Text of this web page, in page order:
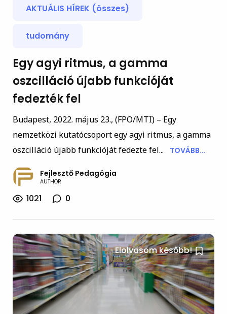
AKTUÁLIS HÍREK (összes)
tudomány
Egy agyi ritmus, a gamma
oszcilláció újabb funkcióját
fedezték fel
Budapest, 2022. május 23., (FPO/MTI) – Egy
nemzetközi kutatócsoport egy agyi ritmus, a gamma
oszcilláció újabb funkcióját fedezte fel...
TOVÁBB...
Fejlesztő Pedagógia
AUTHOR
1021 0
Elolvasom később!